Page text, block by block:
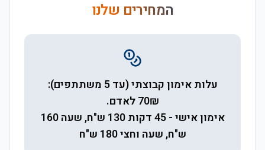
המחירים שלנו
עלות אימון קבוצתי (עד 5 משתתפים):
70₪ לאדם.
אימון אישי - 45 דקות 130 ש"ח, שעה 160
ש"ח, שעה וחצי 180 ש"ח